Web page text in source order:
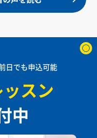
日でも申込可能
スン
中